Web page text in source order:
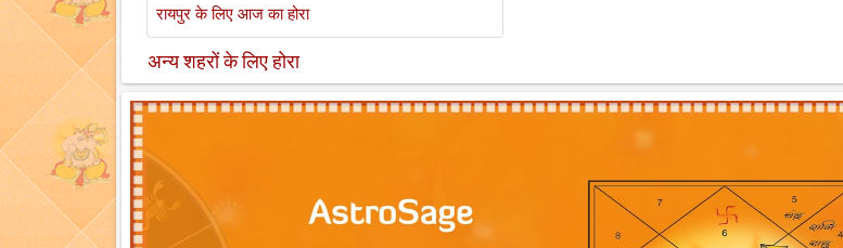
रायपुर के लिए आज का होरा
अन्य शहरों के लिए होरा